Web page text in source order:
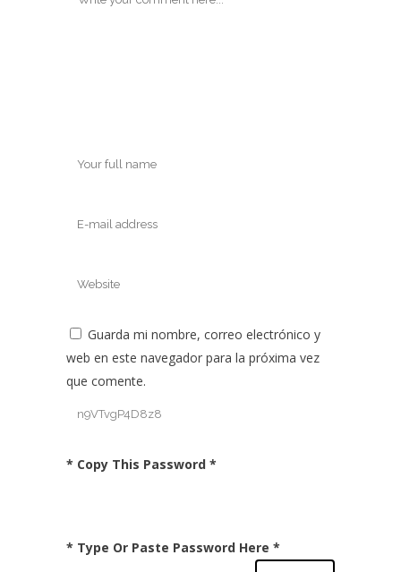
Guarda mi nombre, correo electrónico y
web en este navegador para la próxima vez
que comente.
* Copy This Password *
* Type Or Paste Password Here *